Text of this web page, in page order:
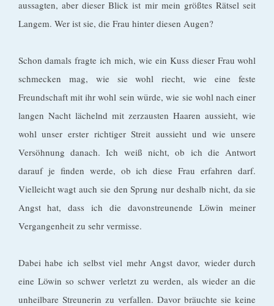
aussagten, aber dieser Blick ist mir mein größtes Rätsel seit
Langem. Wer ist sie, die Frau hinter diesen Augen?
Schon damals fragte ich mich, wie ein Kuss dieser Frau wohl
schmecken mag, wie sie wohl riecht, wie eine feste
Freundschaft mit ihr wohl sein würde, wie sie wohl nach einer
langen Nacht lächelnd mit zerzausten Haaren aussieht, wie
wohl unser erster richtiger Streit aussieht und wie unsere
Versöhnung danach. Ich weiß nicht, ob ich die Antwort
darauf je finden werde, ob ich diese Frau erfahren darf.
Vielleicht wagt auch sie den Sprung nur deshalb nicht, da sie
Angst hat, dass ich die davonstreunende Löwin meiner
Vergangenheit zu sehr vermisse.
Dabei habe ich selbst viel mehr Angst davor, wieder durch
eine Löwin so schwer verletzt zu werden, als wieder an die
unheilbare Streunerin zu verfallen. Davor bräuchte sie keine